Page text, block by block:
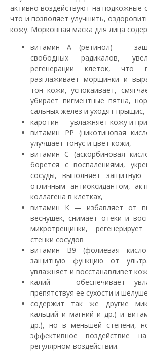
активно воздействуют на подкожные
что и позволяет улучшить,
кожу. Морковная маска для лица
витамин А (ретинол) —
свободных радикалов,
регенерации клеток,
разглаживает морщинки и
тон кожи, успокаивает,
убирает пигментные пятна,
сальных желез и уходят прыщис,
каротин — увлажняет кожу и
витамин РР (никотиновая
улучшает тонус и цвет кожи,
витамин С (аскорбиновая
борется с воспалениями,
сосуды, выполняет защитную
отличным антиоксидантом,
коллагена в клетках,
витамин К — избавляет от
веснушек, снимает отеки и
микротрещинки,
стенки сосудов
витамин В9 (фолиевая
защитную функцию от
увлажняет и восстанавливет
калий — обеспечивает
препятствуя ее сухости и
содержит так же другие
кальций и магний и др.) и
др.), но в меньшей степени,
эффективное воздействие
регулярном воздействии.